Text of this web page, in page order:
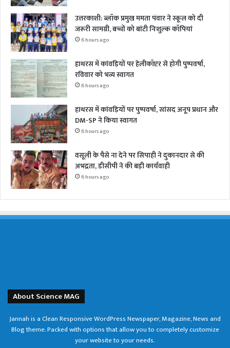
उत्तरकाशी: ब्लॉक प्रमुख ममता पंवार ने स्कूल को दी
जरूरी सामग्री, बच्चों को बांटी निःशुल्क कॉपियां
6 hours ago
हाथरस में कांवड़ियों पर हेलीकॉप्टर से होगी पुष्पवर्षा,
रविवार को भव्य स्वागत
6 hours ago
हाथरस में कांवड़ियों पर पुष्पवर्षा, सांसद अनूप प्रधान और
DM-SP ने किया स्वागत
6 hours ago
वसूली के पैसे ना देने पर सिपाही ने दुकानदार से की
अभद्रता, डीसीपी ने की बड़ी कार्यवाही
6 hours ago
About Science MAG
Jannah is a Clean Responsive WordPress Newspaper, Magazine, News and
Blog theme. Packed with options that allow you to completely customize
your website to your needs.